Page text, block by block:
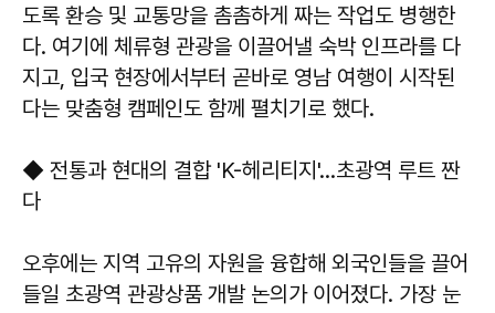
도록 환승 및 교통망을 촘촘하게 짜는 작업도 병행한
다. 여기에 체류형 관광을 이끌어낼 숙박 인프라를 다
지고, 입국 현장에서부터 곧바로 영남 여행이 시작된
다는 맞춤형 캠페인도 함께 펼치기로 했다.
◆ 전통과 현대의 결합 'K-헤리티지'…초광역 루트 짠
다
오후에는 지역 고유의 자원을 융합해 외국인들을 끌어
들일 초광역 관광상품 개발 논의가 이어졌다. 가장 눈